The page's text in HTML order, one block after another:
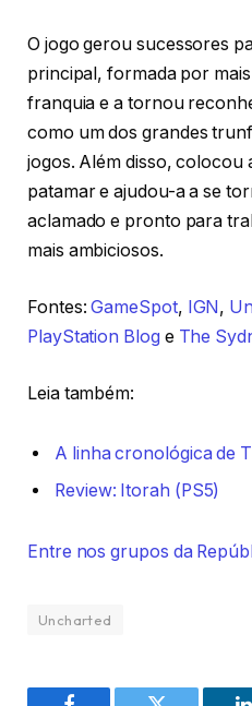
O jogo gerou sucessores
principal, formada por
franquia e a tornou
como um dos grandes
jogos. Além disso, colocou
patamar e ajudou-a a se
aclamado e pronto para
mais ambiciosos.
Fontes:GameSpot, IGN,
PlayStation Blog e The
Leia também:
A linha cronológica de
Review: Itorah (PS5)
Entre nos grupos da
Uncharted